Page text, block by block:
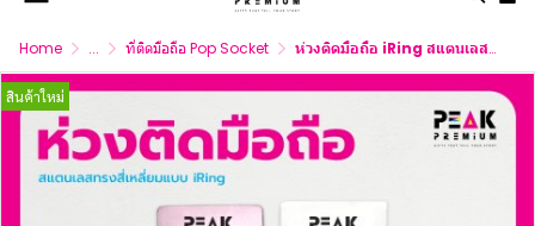
Home ... ที่ติดมือถือ Pop Socket ห่วงติดมือถือ iRing สแตนเลสทรงสี่เหลี่ยม พร้อมพิมพ์ภาพ
สินค้าใหม่